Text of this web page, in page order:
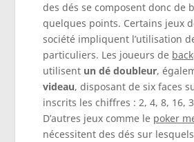
des dés se composent donc de
quelques points. Certains jeux
société impliquent l’utilisation
particuliers. Les joueurs de
utilisent un dé doubleur,
videau, disposant de six faces
inscrits les chiffres : 2, 4, 8, 16,
D’autres jeux comme le poker
nécessitent des dés sur